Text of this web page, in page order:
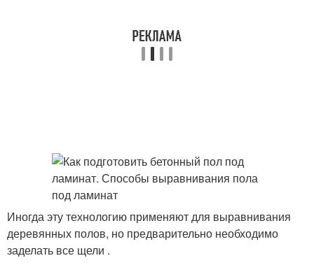
Иногда эту технологию применяют для выравнивания
деревянных полов, но предварительно необходимо
заделать все щели .